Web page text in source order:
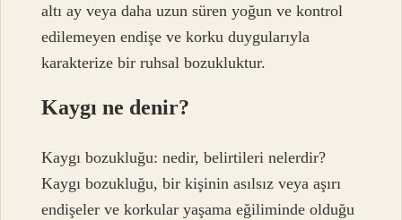
altı ay veya daha uzun süren yoğun ve kontrol
edilemeyen endişe ve korku duygularıyla
karakterize bir ruhsal bozukluktur.
Kaygı ne denir?
Kaygı bozukluğu: nedir, belirtileri nelerdir?
Kaygı bozukluğu, bir kişinin asılsız veya aşırı
endişeler ve korkular yaşama eğiliminde olduğu